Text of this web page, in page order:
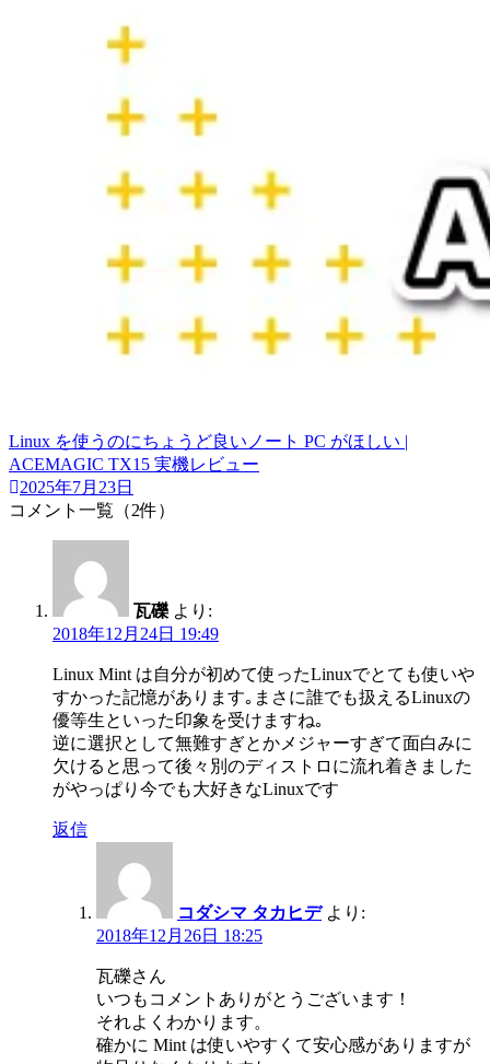
Linux を使うのにちょうど良いノート PC がほしい |
ACEMAGIC TX15 実機レビュー
2025年7月23日
コメント一覧（2件）
瓦礫 より:
2018年12月24日 19:49
Linux Mint は自分が初めて使ったLinuxでとても使いや
すかった記憶があります｡まさに誰でも扱えるLinuxの
優等生といった印象を受けますね｡
逆に選択として無難すぎとかメジャーすぎて面白みに
欠けると思って後々別のディストロに流れ着きました
がやっぱり今でも大好きなLinuxです
返信
コダシマ タカヒデ より:
2018年12月26日 18:25
瓦礫さん
いつもコメントありがとうございます！
それよくわかります。
確かに Mint は使いやすくて安心感がありますが